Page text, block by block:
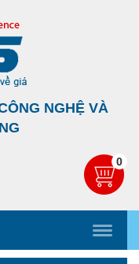
NGHỆ VÀ
0